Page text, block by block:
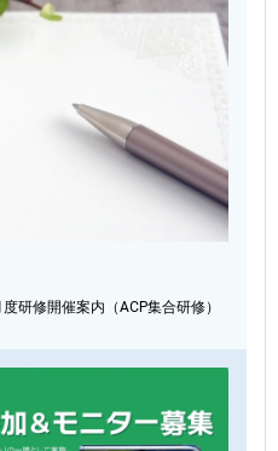
研修開催案内（ACP集合研修）